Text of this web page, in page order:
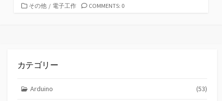
カその他 / 電子工作 COMMENTS: 0
カテゴリー
Arduino (53)